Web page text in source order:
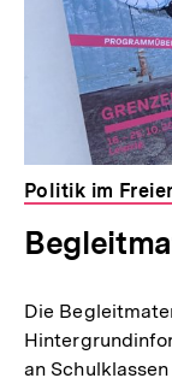
Politik im
Die
an